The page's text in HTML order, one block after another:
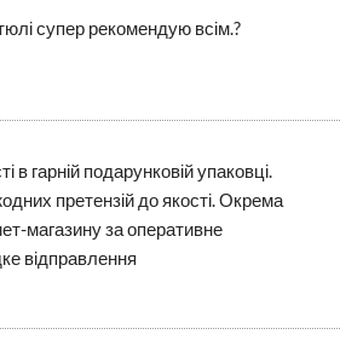
супер рекомендую всім.?
в гарній подарунковій упаковці.
претензій до якості. Окрема
магазину за оперативне
відправлення